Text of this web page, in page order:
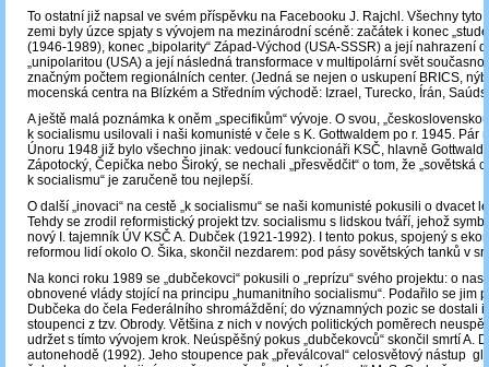
To ostatní již napsal ve svém příspěvku na Facebooku J. Rajchl. Všechny tyto
zemi byly úzce spjaty s vývojem na mezinárodní scéně: začátek i konec
(1946-1989), konec „bipolarity“ Západ-Východ (USA-SSSR) a její nahrazení
„unipolaritou (USA) a její následná transformace v multipolární svět
značným počtem regionálních center. (Jedná se nejen o uskupení BRICS,
mocenská centra na Blízkém a Středním východě: Izrael, Turecko, Írán,
A ještě malá poznámka k oněm „specifikům“ vývoje. O svou,
k socialismu usilovali i naši komunisté v čele s K. Gottwaldem po r. 1945. Pár
Únoru 1948 již bylo všechno jinak: vedoucí funkcionáři KSČ, hlavně
Zápotocký, Čepička nebo Široký, se nechali „přesvědčit“ o tom, že „sovětská
k socialismu“ je zaručeně tou nejlepší.
O další „inovaci“ na cestě „k socialismu“ se naši komunisté pokusili o dvacet
Tehdy se zrodil reformistický projekt tzv. socialismu s lidskou tváří, jehož
nový I. tajemník ÚV KSČ A. Dubček (1921-1992). I tento pokus, spojený s
reformou lidí okolo O. Šika, skončil nezdarem: pod pásy sovětských tanků v
Na konci roku 1989 se „dubčekovci“ pokusili o „reprízu“ svého projektu: o
obnovené vlády stojící na principu „humanitního socialismu“. Podařilo se jim
Dubčeka do čela Federálního shromáždění; do významných pozic se dostali i
stoupenci z tzv. Obrody. Většina z nich v nových politických poměrech
udržet s tímto vývojem krok. Neúspěšný pokus „dubčekovců“ skončil smrtí A.
autonehodě (1992). Jeho stoupence pak „převálcoval“ celosvětový nástup